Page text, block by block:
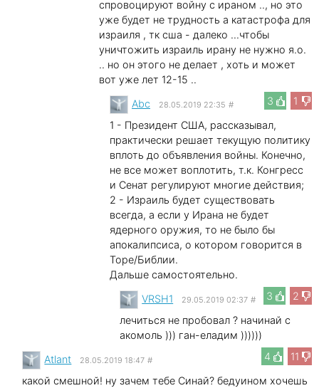
спровоцируют войну с ираном .., но это
уже будет не трудность а катастрофа для
израиля , тк сша - далеко ...чтобы
уничтожить израиль ирану не нужно я.о.
.. но он этого не делает , хоть и может
вот уже лет 12-15 ..
3
1
Abc 28.05.2019 22:35 #
1 - Президент США, рассказывал,
практически решает текущую политику
вплоть до объявления войны. Конечно,
не все может воплотить, т.к. Конгресс
и Сенат регулируют многие действия;
2 - Израиль будет существовать
всегда, а если у Ирана не будет
ядерного оружия, то не было бы
апокалипсиса, о котором говорится в
Торе/Библии.
Дальше самостоятельно.
3
2
VRSH1 29.05.2019 02:37 #
лечиться не пробовал ? начинай с
акомоль ))) ган-еладим ))))))
4
11
Atlant 28.05.2019 18:47 #
какой смешной! ну зачем тебе Синай? бедуином хочешь